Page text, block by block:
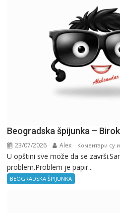
Beogradska špijunka –
23/07/2026 Alex Коментари су
U opštini sve može da se
problem.Problem je papir...
BEOGRADSKA ŠPIJUNKA